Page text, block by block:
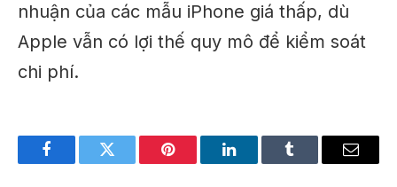
nhuận của các mẫu iPhone giá thấp, dù
Apple vẫn có lợi thế quy mô để kiểm soát
chi phí.
FacebookTwitter Pinterest LinkedInTumblr Email